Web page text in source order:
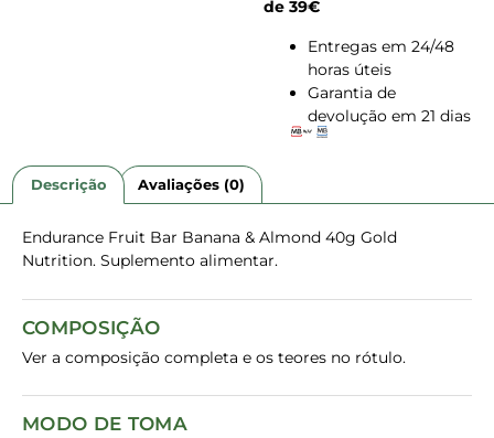
de 39€
Entregas em 24/48
horas úteis
Garantia de
devolução em 21 dias
Descrição Avaliações (0)
Endurance Fruit Bar Banana & Almond 40g Gold
Nutrition. Suplemento alimentar.
COMPOSIÇÃO
Ver a composição completa e os teores no rótulo.
MODO DE TOMA